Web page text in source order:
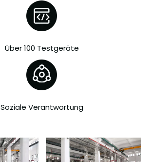
Über 100 Testgeräte
Soziale Verantwortung